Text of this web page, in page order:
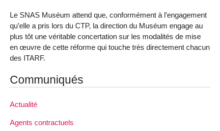
Le SNAS Muséum attend que, conformément à l’engagement
qu’elle a pris lors du CTP, la direction du Muséum engage au
plus tôt une véritable concertation sur les modalités de mise
en œuvre de cette réforme qui touche très directement chacun
des ITARF.
Communiqués
Actualité
Agents contractuels